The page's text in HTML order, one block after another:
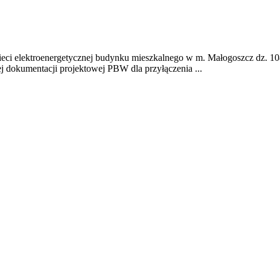
elektroenergetycznej budynku mieszkalnego w m. Małogoszcz dz.
projektowej PBW dla przyłączenia ...